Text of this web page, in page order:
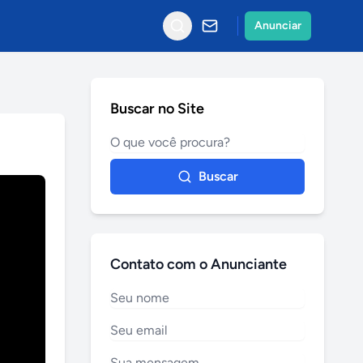
Anunciar
Buscar no Site
Buscar
Contato com o Anunciante